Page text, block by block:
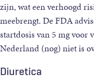
zijn, wat een verhoogd
meebrengt. De FDA
startdosis van 5 mg voor
Nederland (nog) niet is
Diuretica